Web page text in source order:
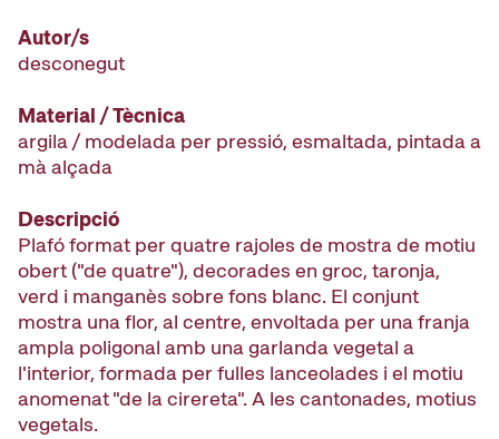
Autor/s
desconegut
Material / Tècnica
argila / modelada per pressió, esmaltada, pintada a
mà alçada
Descripció
Plafó format per quatre rajoles de mostra de motiu
obert ("de quatre"), decorades en groc, taronja,
verd i manganès sobre fons blanc. El conjunt
mostra una flor, al centre, envoltada per una franja
ampla poligonal amb una garlanda vegetal a
l'interior, formada per fulles lanceolades i el motiu
anomenat "de la cirereta". A les cantonades, motius
vegetals.